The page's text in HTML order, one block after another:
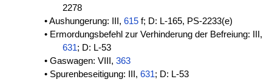
2278
• Aushungerung: III,615 f; D: L-165, PS-2233(e)
• Ermordungsbefehl zur Verhinderung der Befreiung: III,
631; D: L-53
• Gaswagen: VIII,363
• Spurenbeseitigung: III,631; D: L-53